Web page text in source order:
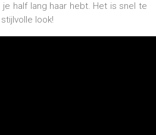
half lang haar hebt. Het is snel te
look!